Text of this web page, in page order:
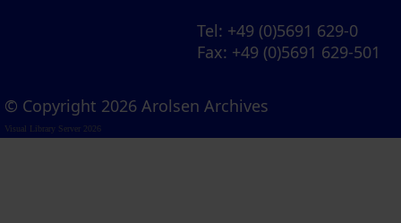
Tel: +49 (0)5691 629-0
Fax: +49 (0)5691 629-501
© Copyright 2026 Arolsen Archives
Visual Library Server 2026